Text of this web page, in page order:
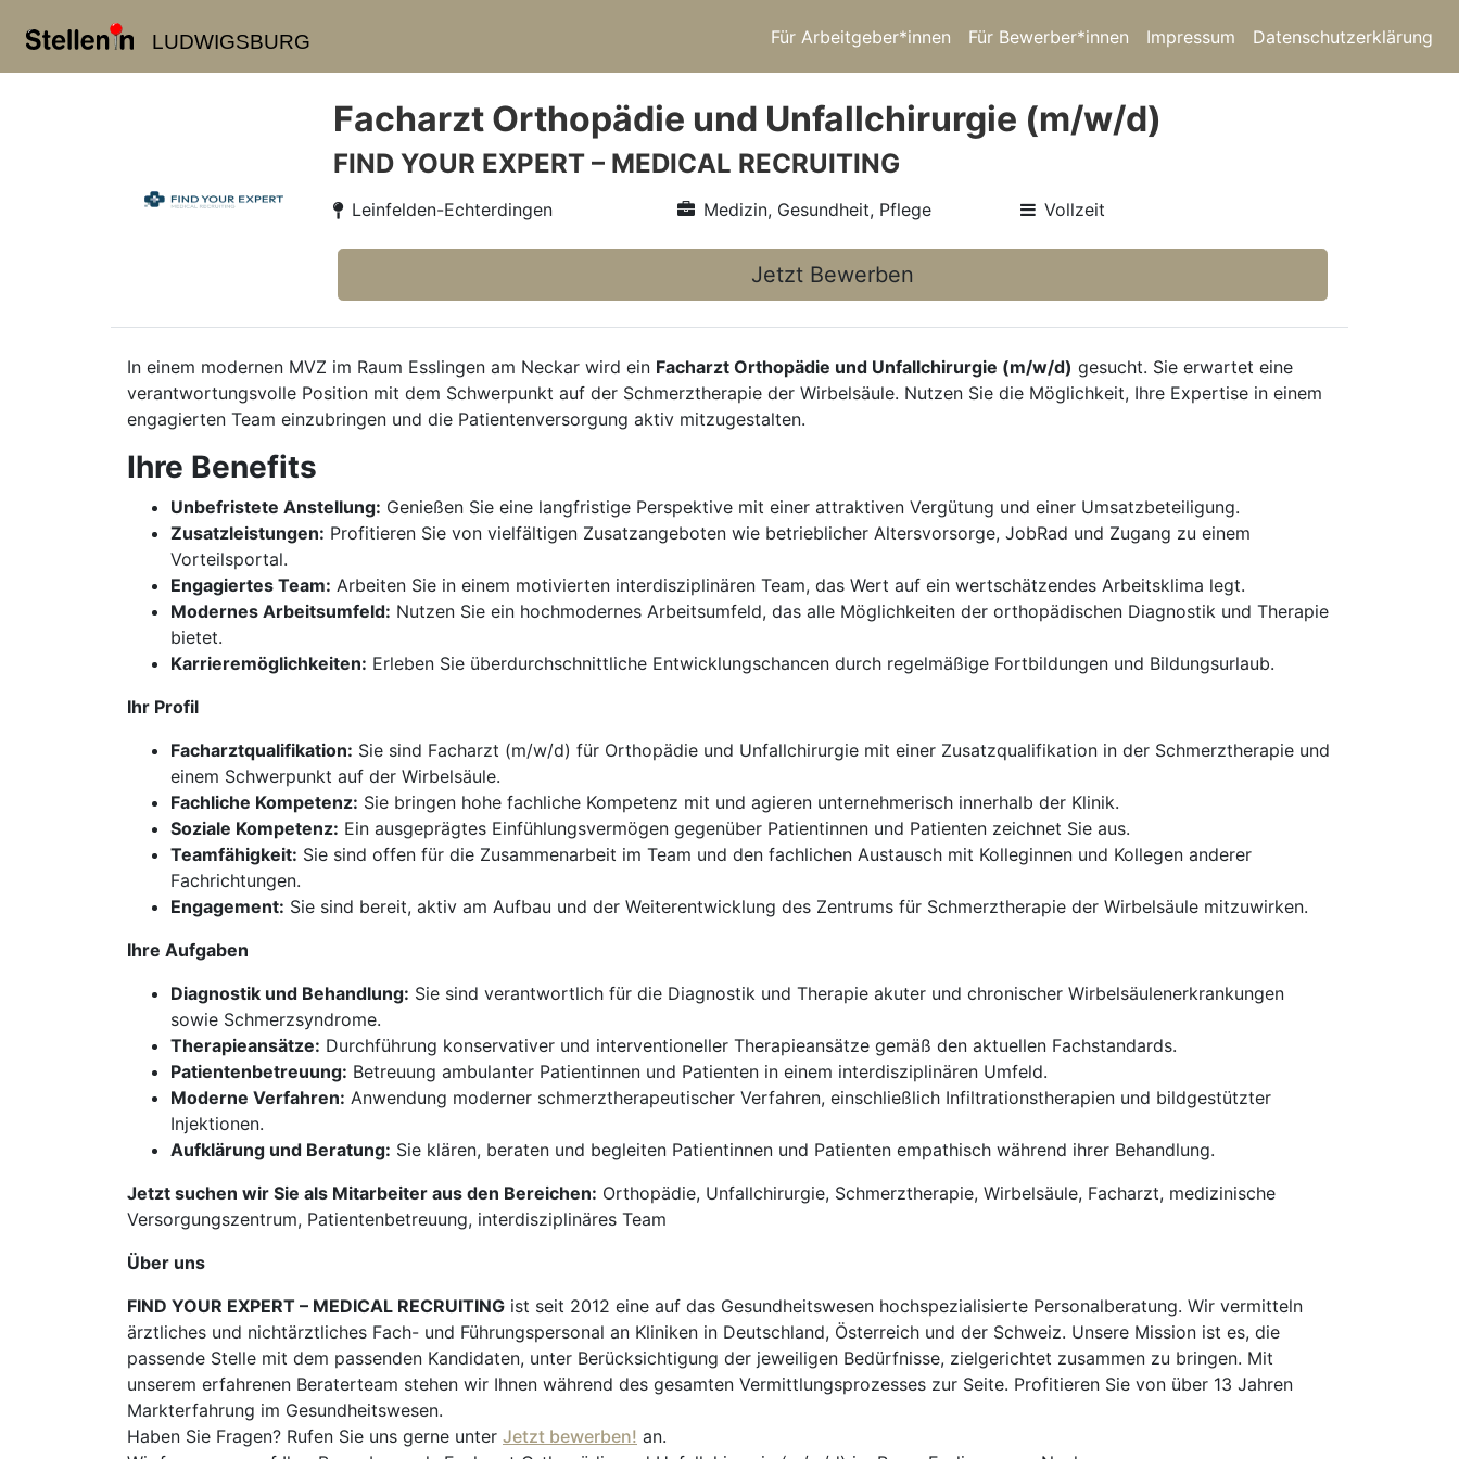
LUDWIGSBURG Für Arbeitgeber*innen Für Bewerber*innen Impressum Datenschutzerklärung
Facharzt Orthopädie und Unfallchirurgie (m/w/d)
FIND YOUR EXPERT – MEDICAL RECRUITING
Leinfelden-Echterdingen Medizin, Gesundheit, Pflege Vollzeit
Jetzt Bewerben
In einem modernen MVZ im Raum Esslingen am Neckar wird ein Facharzt Orthopädie und Unfallchirurgie (m/w/d) gesucht. Sie erwartet eine
verantwortungsvolle Position mit dem Schwerpunkt auf der Schmerztherapie der Wirbelsäule. Nutzen Sie die Möglichkeit, Ihre Expertise in einem
engagierten Team einzubringen und die Patientenversorgung aktiv mitzugestalten.
Ihre Benefits
Unbefristete Anstellung: Genießen Sie eine langfristige Perspektive mit einer attraktiven Vergütung und einer Umsatzbeteiligung.
Zusatzleistungen: Profitieren Sie von vielfältigen Zusatzangeboten wie betrieblicher Altersvorsorge, JobRad und Zugang zu einem
Vorteilsportal.
Engagiertes Team: Arbeiten Sie in einem motivierten interdisziplinären Team, das Wert auf ein wertschätzendes Arbeitsklima legt.
Modernes Arbeitsumfeld: Nutzen Sie ein hochmodernes Arbeitsumfeld, das alle Möglichkeiten der orthopädischen Diagnostik und Therapie
bietet.
Karrieremöglichkeiten: Erleben Sie überdurchschnittliche Entwicklungschancen durch regelmäßige Fortbildungen und Bildungsurlaub.
Ihr Profil
Facharztqualifikation: Sie sind Facharzt (m/w/d) für Orthopädie und Unfallchirurgie mit einer Zusatzqualifikation in der Schmerztherapie und
einem Schwerpunkt auf der Wirbelsäule.
Fachliche Kompetenz: Sie bringen hohe fachliche Kompetenz mit und agieren unternehmerisch innerhalb der Klinik.
Soziale Kompetenz: Ein ausgeprägtes Einfühlungsvermögen gegenüber Patientinnen und Patienten zeichnet Sie aus.
Teamfähigkeit: Sie sind offen für die Zusammenarbeit im Team und den fachlichen Austausch mit Kolleginnen und Kollegen anderer
Fachrichtungen.
Engagement: Sie sind bereit, aktiv am Aufbau und der Weiterentwicklung des Zentrums für Schmerztherapie der Wirbelsäule mitzuwirken.
Ihre Aufgaben
Diagnostik und Behandlung: Sie sind verantwortlich für die Diagnostik und Therapie akuter und chronischer Wirbelsäulenerkrankungen
sowie Schmerzsyndrome.
Therapieansätze: Durchführung konservativer und interventioneller Therapieansätze gemäß den aktuellen Fachstandards.
Patientenbetreuung: Betreuung ambulanter Patientinnen und Patienten in einem interdisziplinären Umfeld.
Moderne Verfahren: Anwendung moderner schmerztherapeutischer Verfahren, einschließlich Infiltrationstherapien und bildgestützter
Injektionen.
Aufklärung und Beratung: Sie klären, beraten und begleiten Patientinnen und Patienten empathisch während ihrer Behandlung.
Jetzt suchen wir Sie als Mitarbeiter aus den Bereichen: Orthopädie, Unfallchirurgie, Schmerztherapie, Wirbelsäule, Facharzt, medizinische
Versorgungszentrum, Patientenbetreuung, interdisziplinäres Team
Über uns
FIND YOUR EXPERT – MEDICAL RECRUITING ist seit 2012 eine auf das Gesundheitswesen hochspezialisierte Personalberatung. Wir vermitteln
ärztliches und nichtärztliches Fach- und Führungspersonal an Kliniken in Deutschland, Österreich und der Schweiz. Unsere Mission ist es, die
passende Stelle mit dem passenden Kandidaten, unter Berücksichtigung der jeweiligen Bedürfnisse, zielgerichtet zusammen zu bringen. Mit
unserem erfahrenen Beraterteam stehen wir Ihnen während des gesamten Vermittlungsprozesses zur Seite. Profitieren Sie von über 13 Jahren
Markterfahrung im Gesundheitswesen.
Haben Sie Fragen? Rufen Sie uns gerne unter Jetzt bewerben! an.